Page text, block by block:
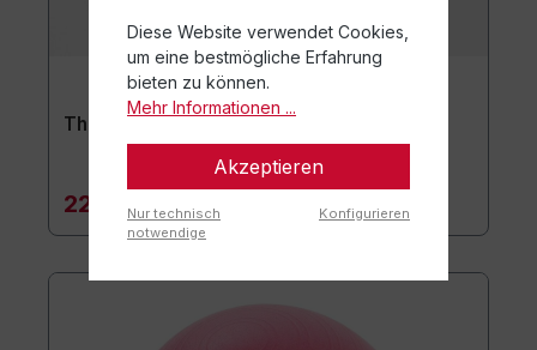
Theragym Loop 4er-Set
22,90 €*
Diese Website verwendet Cookies,
um eine bestmögliche Erfahrung
bieten zu können.
Mehr Informationen ...
Akzeptieren
Nur technisch
notwendige
Konfigurieren